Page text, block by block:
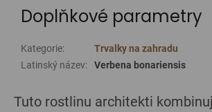
Doplňkové parametry
Kategorie:
Trvalky na zahradu
Latinský název: Verbena bonariensis